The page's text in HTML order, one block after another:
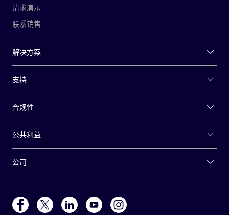
请求演示
联系销售
解决方案
支持
合规性
公共利益
公司